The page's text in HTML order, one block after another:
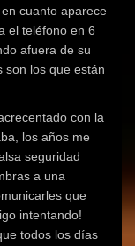
cuanto aparece
el teléfono en 6
afuera de su
son los que están
con la
los años me
seguridad
a una
que
intentando!
todos los días